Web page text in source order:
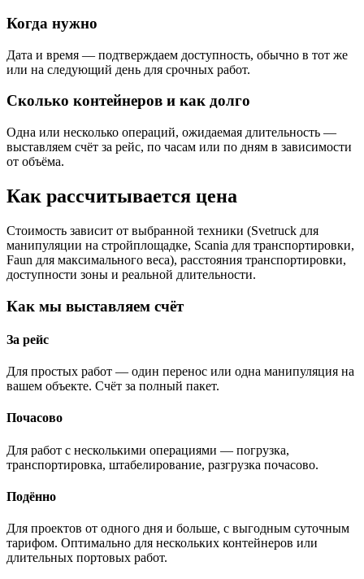
Когда нужно
Дата и время — подтверждаем доступность, обычно в тот же
или на следующий день для срочных работ.
Сколько контейнеров и как долго
Одна или несколько операций, ожидаемая длительность —
выставляем счёт за рейс, по часам или по дням в зависимости
от объёма.
Как рассчитывается цена
Стоимость зависит от выбранной техники (Svetruck для
манипуляции на стройплощадке, Scania для транспортировки,
Faun для максимального веса), расстояния транспортировки,
доступности зоны и реальной длительности.
Как мы выставляем счёт
За рейс
Для простых работ — один перенос или одна манипуляция на
вашем объекте. Счёт за полный пакет.
Почасово
Для работ с несколькими операциями — погрузка,
транспортировка, штабелирование, разгрузка почасово.
Подённо
Для проектов от одного дня и больше, с выгодным суточным
тарифом. Оптимально для нескольких контейнеров или
длительных портовых работ.